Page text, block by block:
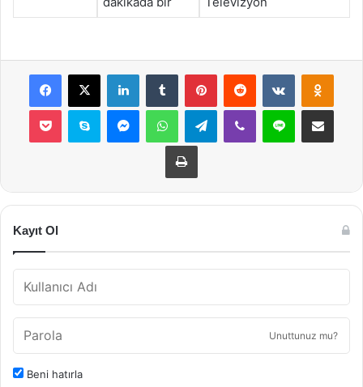
Facebook
X LinkedInTumblr PinterestReddit VKontakte
Pocket Skype MessengerWhatsAppTelegramViber Line E-Posta ile
Yazdır
Kayıt Ol
Unuttunuz mu?
Beni hatırla